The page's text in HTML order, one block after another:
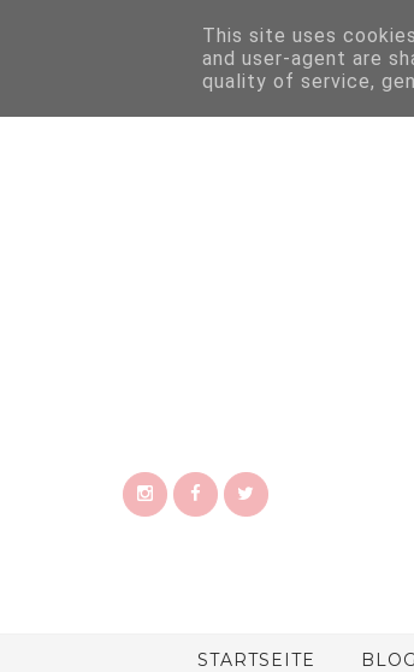
STARTSEITE BLOG
This site uses
and user-agent are
quality of service,